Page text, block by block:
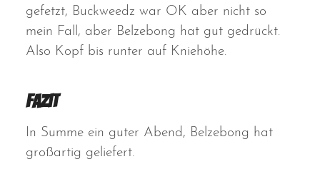
gefetzt, Buckweedz war OK aber nicht so
mein Fall, aber Belzebong hat gut gedrückt.
Also Kopf bis runter auf Kniehöhe.
Fazit
In Summe ein guter Abend, Belzebong hat
großartig geliefert.